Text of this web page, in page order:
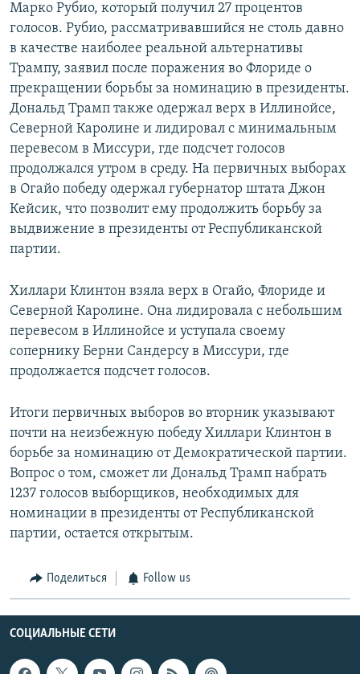
Марко Рубио, который получил 27 процентов
голосов. Рубио, рассматривавшийся не столь давно
в качестве наиболее реальной альтернативы
Трампу, заявил после поражения во Флориде о
прекращении борьбы за номинацию в президенты.
Дональд Трамп также одержал верх в Иллинойсе,
Северной Каролине и лидировал с минимальным
перевесом в Миссури, где подсчет голосов
продолжался утром в среду. На первичных выборах
в Огайо победу одержал губернатор штата Джон
Кейсик, что позволит ему продолжить борьбу за
выдвижение в президенты от Республиканской
партии.
Хиллари Клинтон взяла верх в Огайо, Флориде и
Северной Каролине. Она лидировала с небольшим
перевесом в Иллинойсе и уступала своему
сопернику Берни Сандерсу в Миссури, где
продолжается подсчет голосов.
Итоги первичных выборов во вторник указывают
почти на неизбежную победу Хиллари Клинтон в
борьбе за номинацию от Демократической партии.
Вопрос о том, сможет ли Дональд Трамп набрать
1237 голосов выборщиков, необходимых для
номинации в президенты от Республиканской
партии, остается открытым.
Поделиться Follow us
СОЦИАЛЬНЫЕ СЕТИ